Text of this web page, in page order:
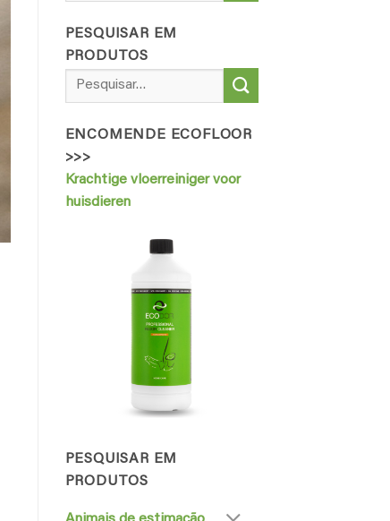
PESQUISAR EM
PRODUTOS
Pesquisar
ENCOMENDE ECOFLOOR
>>>
Krachtige vloerreiniger voor
huisdieren
PESQUISAR EM
PRODUTOS